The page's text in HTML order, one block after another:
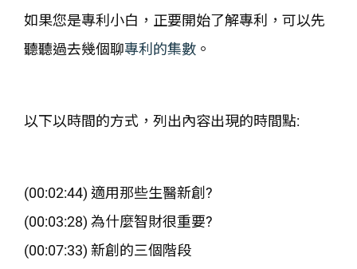
如果您是專利小白，正要開始了解專利，可以先
聽聽過去幾個聊專利的集數 。
以下以時間的方式，列出內容出現的時間點:
(00:02:44) 適用那些生醫新創?
(00:03:28) 為什麼智財很重要?
(00:07:33) 新創的三個階段